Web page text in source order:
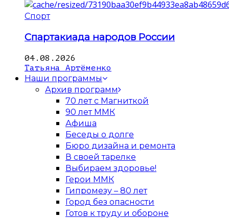
Спорт
Спартакиада народов России
04.08.2026
Татьяна Артёменко
Наши программы
Архив программ
70 лет с Магниткой
90 лет ММК
Афиша
Беседы о долге
Бюро дизайна и ремонта
В своей тарелке
Выбираем здоровье!
Герои ММК
Гипромезу – 80 лет
Город без опасности
Готов к труду и обороне